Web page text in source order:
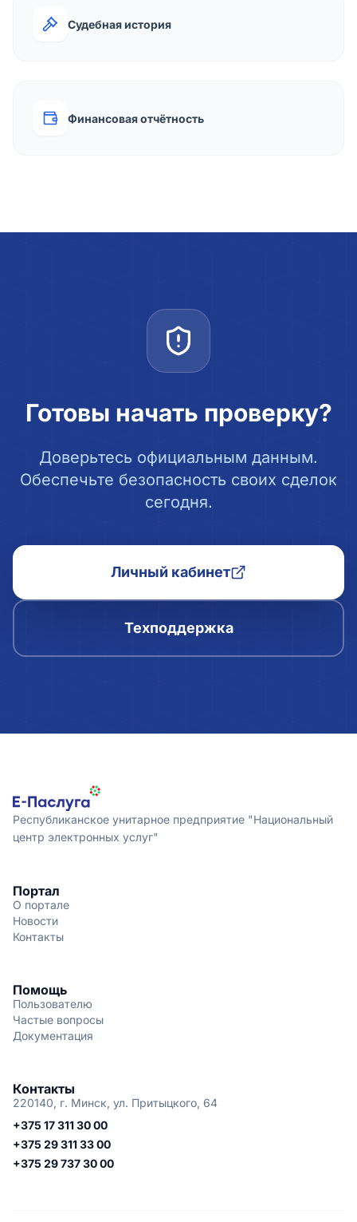
Судебная история
Финансовая отчётность
Готовы начать проверку?
Доверьтесь официальным данным.
Обеспечьте безопасность своих сделок
сегодня.
Личный кабинет
Техподдержка
Республиканское унитарное предприятие "Национальный
центр электронных услуг"
Портал
О портале
Новости
Контакты
Помощь
Пользователю
Частые вопросы
Документация
Контакты
220140, г. Минск, ул. Притыцкого, 64
+375 17 311 30 00
+375 29 311 33 00
+375 29 737 30 00